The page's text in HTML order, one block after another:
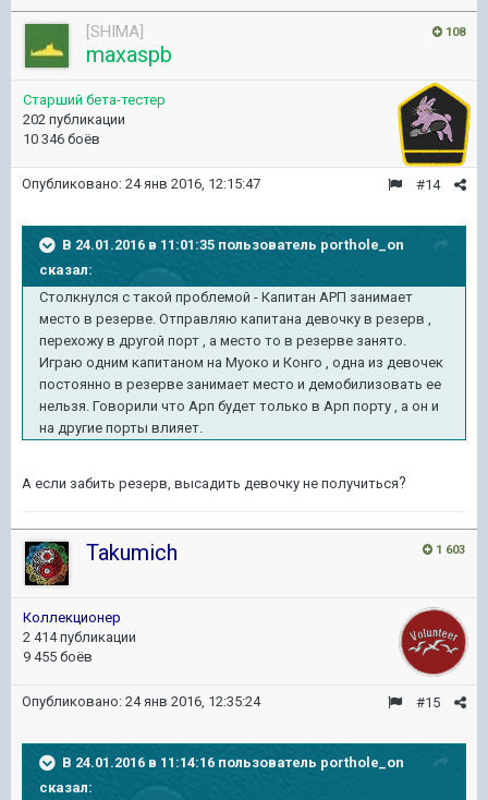
108
[SHIMA]
maxaspb
Старший бета-тестер
202 публикации
10 346 боёв
#14
Опубликовано: 24 янв 2016, 12:15:47
В 24.01.2016 в 11:01:35 пользователь porthole_on
сказал:
Столкнулся с такой проблемой - Капитан АРП занимает
место в резерве. Отправляю капитана девочку в резерв ,
перехожу в другой порт , а место то в резерве занято.
Играю одним капитаном на Муоко и Конго , одна из девочек
постоянно в резерве занимает место и демобилизовать ее
нельзя. Говорили что Арп будет только в Арп порту , а он и
на другие порты влияет.
А если забить резерв, высадить девочку не получиться?
1 603
Takumich
Коллекционер
2 414 публикации
9 455 боёв
#15
Опубликовано: 24 янв 2016, 12:35:24
В 24.01.2016 в 11:14:16 пользователь porthole_on
сказал: